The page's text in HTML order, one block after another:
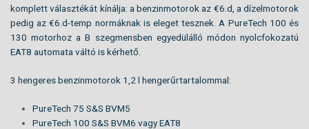
komplett választékát kínálja: a benzinmotorok az €6.d, a dízelmotorok
pedig az €6.d-temp normáknak is eleget tesznek. A PureTech 100 és
130 motorhoz a B szegmensben egyedülálló módon nyolcfokozatú
EAT8 automata váltó is kérhető.
3 hengeres benzinmotorok 1,2 l hengerűrtartalommal:
PureTech 75 S&S BVM5
PureTech 100 S&S BVM6 vagy EAT8